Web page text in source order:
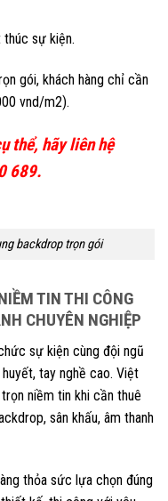
thúc sự kiện.
gói, khách hàng chỉ cần
vnd/m2).
thể, hãy liên hệ
689.
backdrop trọn gói
TIN THI CÔNG
CHUYÊN NGHIỆP
sự kiện cùng đội ngũ
tay nghề cao. Việt
niềm tin khi cần thuê
sân khấu, âm thanh
thỏa sức lựa chọn đúng